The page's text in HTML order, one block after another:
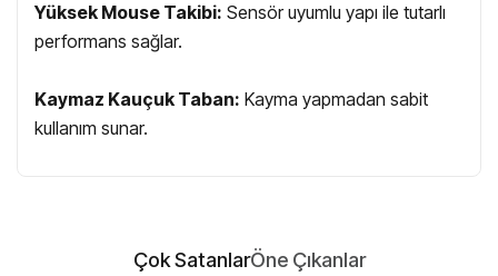
Yüksek Mouse Takibi: Sensör uyumlu yapı ile tutarlı
performans sağlar.
Kaymaz Kauçuk Taban: Kayma yapmadan sabit
kullanım sunar.
Çok SatanlarÖne Çıkanlar